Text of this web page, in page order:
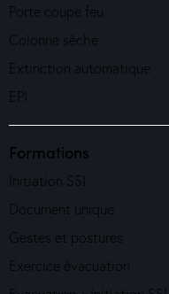
Porte coupe feu
Colonne sèche
Extinction automatique
EPI
Formations
Initiation SSI
Document unique
Gestes et postures
Exercice évacuation